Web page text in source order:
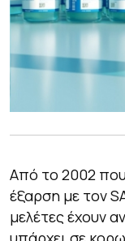
Από το 2002
έξαρση με τον
μελέτες έχουν